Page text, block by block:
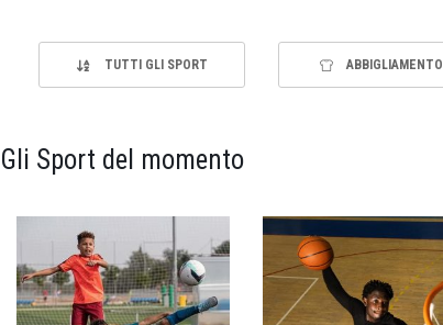
TUTTI GLI SPORT ABBIGLIAMENTO
Gli Sport del momento